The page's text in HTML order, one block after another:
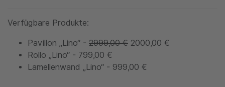
Verfügbare Produkte:
Pavillon „Lino“ - 2999,00 € 2000,00 €
Rollo „Lino“ - 799,00 €
Lamellenwand „Lino“ - 999,00 €